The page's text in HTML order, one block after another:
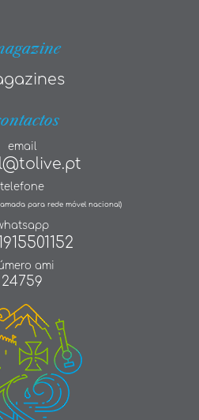
email
telefone
para rede móvel nacional)
ami
24759